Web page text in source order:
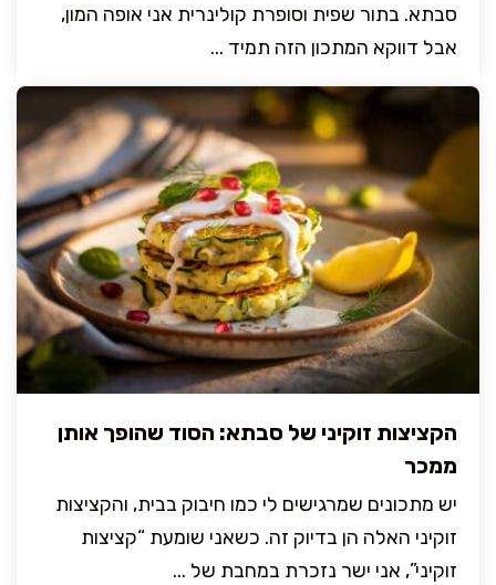
סבתא. בתור שפית וסופרת קולינרית אני אופה המון,
אבל דווקא המתכון הזה תמיד ...
הקציצות זוקיני של סבתא: הסוד שהופך אותן
ממכר
יש מתכונים שמרגישים לי כמו חיבוק בבית, והקציצות
זוקיני האלה הן בדיוק זה. כשאני שומעת “קציצות
זוקיני”, אני ישר נזכרת במחבת של ...